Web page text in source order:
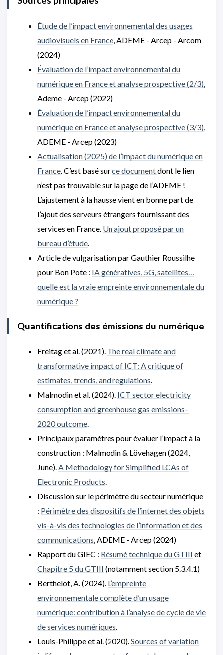
Étude de l’impact environnemental des usages
audiovisuels en France, ADEME - Arcep - Arcom
(2024)
Évaluation de l’impact environnemental du
numérique en France et analyse prospective (2/3),
Ademe - Arcep (2022)
Évaluation de l’impact environnemental du
numérique en France et analyse prospective (3/3),
ADEME - Arcep (2023)
Actualisation (2025) de l’impact du numérique en
France. C’est basé surce documentdont le lien
n’est pas trouvable sur la page de l’ADEME !
L’ajustement à la hausse vient en bonne part de
l’ajout des serveurs étrangers fournissant des
services en France. Un ajout proposé par un
bureau d’étude.
Article de vulgarisation par Gauthier Roussilhe
pour Bon Pote : IA génératives, 5G, satellites…
quelle est la vraie empreinte environnementale du
numérique ?
Quantifications des émissions du numérique
Freitag et al. (2021). The real climate and
transformative impact of ICT: A critique of
estimates, trends, and regulations
Malmodin et al. (2024). ICT sector electricity
consumption and greenhouse gas emissions–
2020 outcome
Principaux paramètres pour évaluer l’impact à la
construction : Malmodin & Lövehagen (2024,
June). A Methodology for Simplified LCAs of
Electronic Products
Discussion sur le périmètre du secteur numérique
: Périmètre des dispositifs de l’internet des objets
vis-à-vis des technologies de l’information et des
communications , ADEME - Arcep (2024)
Rapport du GIEC : Résumé technique du GTIII et
Chapitre 5 du GTIII (notamment section 5.3.4.1)
Berthelot, A. (2024). L’empreinte
environnementale complète d’un usage
numérique: contribution à l’analyse de cycle de vie
de services numériques
Louis-Philippe et al. (2020). Sources of variation